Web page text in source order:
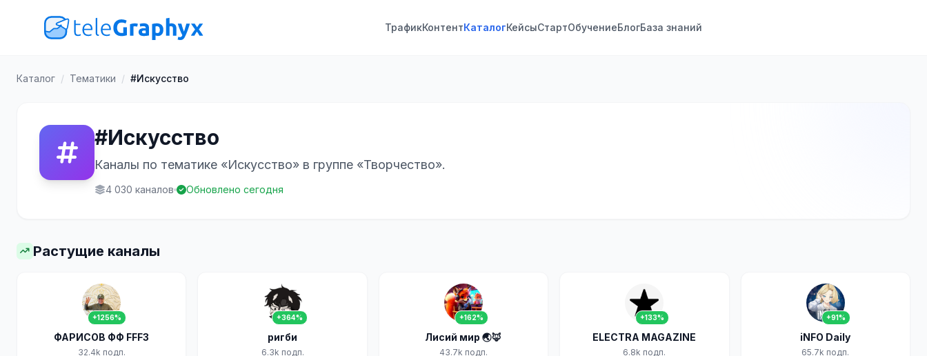
ТрафикКонтентКаталогКейсыСтартОбучениеБлогБаза знаний
Каталог / Тематики / #Искусство
#Искусство
Каналы по тематике «Искусство» в группе «Творчество».
4 030 каналов Обновлено сегодня
Растущие каналы
+1256%
ФАРИСОВ ФФ FFF3
32.4k подп.
+364%
ригби
6.3k подп.
+162%
Лисий мир 🌏🦊
43.7k подп.
+133%
ELECTRA MAGAZINE
6.8k подп.
+91%
iNFO Daily
65.7k подп.